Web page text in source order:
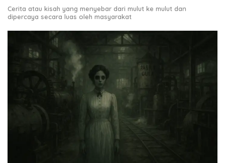
Cerita atau kisah yang menyebar dari mulut ke mulut dan
dipercaya secara luas oleh masyarakat